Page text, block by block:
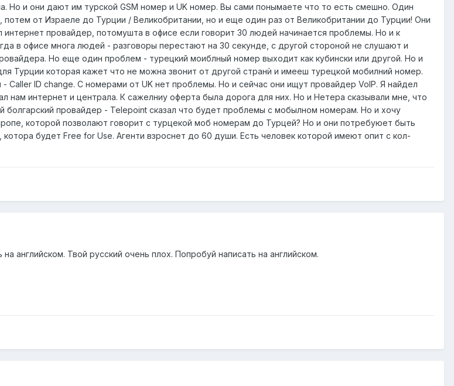
Но и они дают им турской GSM номер и UK номер. Вы сами понымаете что то есть смешно. Один
потем от Израеле до Турции / Великобритании, но и еще один раз от Великобритании до Турции! Они
интернет провайдер, потомушта в офисе если говорит 30 людей начинается проблемы. Но и к
в офисе многа людей - разговоры перестают на 30 секунде, с другой стороной не слушают и
Но еще один проблем - турецкий моиблный номер выходит как кубински или другой. Но и
Турции которая кажет что не можна звонит от другой странѝ и имееш турецкой мобилний номер.
Caller ID change. С номерами от UK нет проблемы. Но и сейчас они ищут провайдер VoIP. Я найдел
нам интернет и централа. К сажелниу оферта была дорога для них. Но и Нетера сказывали мне, что
провайдер - Telepoint сказал что будет проблемы с мобылном номерам. Но и хочу
которой позволают говорит с турцекой моб номерам до Турцей? Но и они потребуюет быть
будет Free for Use. Aгенти взроснет до 60 души. Есть человек которой имеют опит с кол-
на английском. Твой русский очень плох. Попробуй написать на английском.